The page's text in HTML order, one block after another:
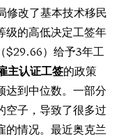
修改了基本技术移民
级的高低决定工签年
$29.66）给予3年工
主认证工签的政策
达到中位数。一部分
空子，导致了很多过
的情况。最近奥克兰